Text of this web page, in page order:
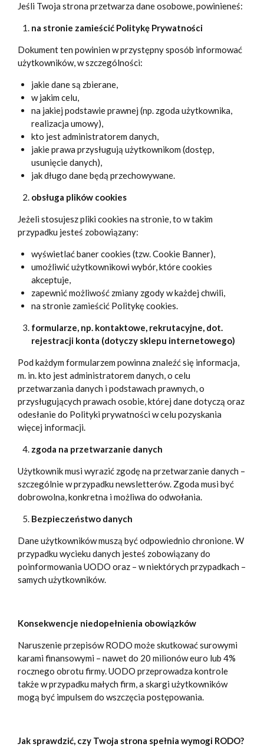
Jeśli Twoja strona przetwarza dane osobowe, powinieneś:
na stronie zamieścić Politykę Prywatności
Dokument ten powinien w przystępny sposób informować
użytkowników, w szczególności:
jakie dane są zbierane,
w jakim celu,
na jakiej podstawie prawnej (np. zgoda użytkownika,
realizacja umowy),
kto jest administratorem danych,
jakie prawa przysługują użytkownikom (dostęp,
usunięcie danych),
jak długo dane będą przechowywane.
obsługa plików cookies
Jeżeli stosujesz pliki cookies na stronie, to w takim
przypadku jesteś zobowiązany:
wyświetlać baner cookies (tzw. Cookie Banner),
umożliwić użytkownikowi wybór, które cookies
akceptuje,
zapewnić możliwość zmiany zgody w każdej chwili,
na stronie zamieścić Politykę cookies.
formularze, np. kontaktowe, rekrutacyjne, dot.
rejestracji konta (dotyczy sklepu internetowego)
Pod każdym formularzem powinna znaleźć się informacja,
m. in. kto jest administratorem danych, o celu
przetwarzania danych i podstawach prawnych, o
przysługujących prawach osobie, której dane dotyczą oraz
odesłanie do Polityki prywatności w celu pozyskania
więcej informacji.
zgoda na przetwarzanie danych
Użytkownik musi wyrazić zgodę na przetwarzanie danych –
szczególnie w przypadku newsletterów. Zgoda musi być
dobrowolna, konkretna i możliwa do odwołania.
Bezpieczeństwo danych
Dane użytkowników muszą być odpowiednio chronione. W
przypadku wycieku danych jesteś zobowiązany do
poinformowania UODO oraz – w niektórych przypadkach –
samych użytkowników.
Konsekwencje niedopełnienia obowiązków
Naruszenie przepisów RODO może skutkować surowymi
karami finansowymi – nawet do 20 milionów euro lub 4%
rocznego obrotu firmy. UODO przeprowadza kontrole
także w przypadku małych firm, a skargi użytkowników
mogą być impulsem do wszczęcia postępowania.
Jak sprawdzić, czy Twoja strona spełnia wymogi RODO?